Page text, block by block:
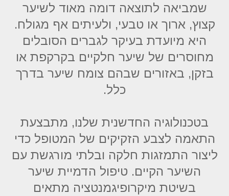
שמביאה לתוצאה דומה מאוד לשיער
קצוץ, ארוך או טבעי, ולעיתים אף מגולח.
היא מיועדת בעיקר לגברים הסובלים
מחוסרים של שיער חלקיים בקרקפת או
בזקן, באזורים שבהם צומח שיער בדרך
כלל.
בטכנולוגיה החדשנית שלנו, מתבצעת
התאמה לצבע הזקיקים של המטופל כדי
ליצור התמזגות חלקה ובלתי מורגשת עם
השיער הקיים. טיפול הדמיית שיער
בשיטת מיקרופיגמנטציה מתאים